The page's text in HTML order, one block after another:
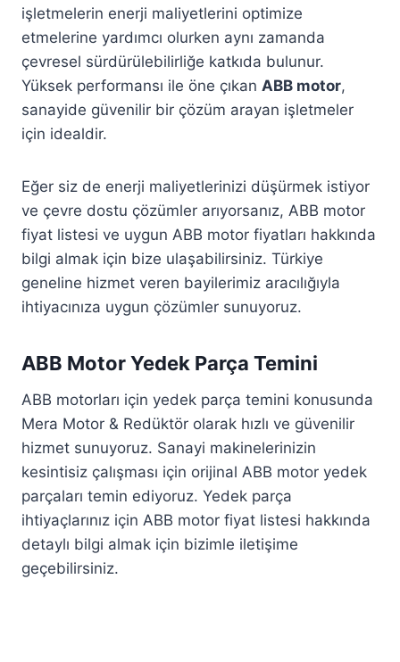
işletmelerin enerji maliyetlerini optimize
etmelerine yardımcı olurken aynı zamanda
çevresel sürdürülebilirliğe katkıda bulunur.
Yüksek performansı ile öne çıkan ABB motor,
sanayide güvenilir bir çözüm arayan işletmeler
için idealdir.
Eğer siz de enerji maliyetlerinizi düşürmek istiyor
ve çevre dostu çözümler arıyorsanız, ABB motor
fiyat listesi ve uygun ABB motor fiyatları hakkında
bilgi almak için bize ulaşabilirsiniz. Türkiye
geneline hizmet veren bayilerimiz aracılığıyla
ihtiyacınıza uygun çözümler sunuyoruz.
ABB Motor Yedek Parça Temini
ABB motorları için yedek parça temini konusunda
Mera Motor & Redüktör olarak hızlı ve güvenilir
hizmet sunuyoruz. Sanayi makinelerinizin
kesintisiz çalışması için orijinal ABB motor yedek
parçaları temin ediyoruz. Yedek parça
ihtiyaçlarınız için ABB motor fiyat listesi hakkında
detaylı bilgi almak için bizimle iletişime
geçebilirsiniz.